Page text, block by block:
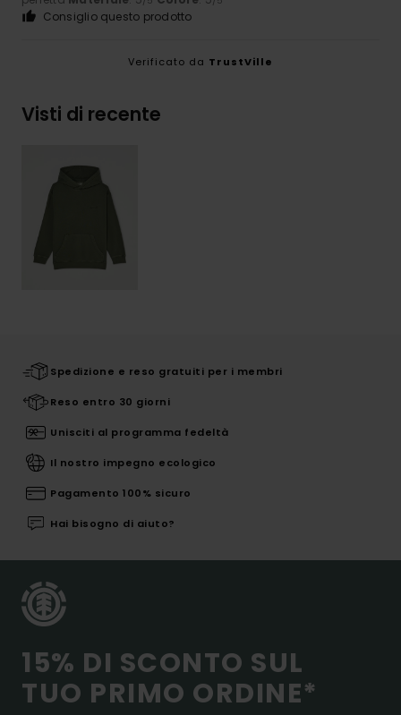
Consiglio questo prodotto
Verificato da TrustVille
Visti di recente
Spedizione e reso gratuiti per i membri
Reso entro 30 giorni
Unisciti al programma fedeltà
Il nostro impegno ecologico
Pagamento 100% sicuro
Hai bisogno di aiuto?
15% DI SCONTO SUL
TUO PRIMO ORDINE*